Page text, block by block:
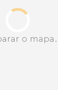
o mapa...